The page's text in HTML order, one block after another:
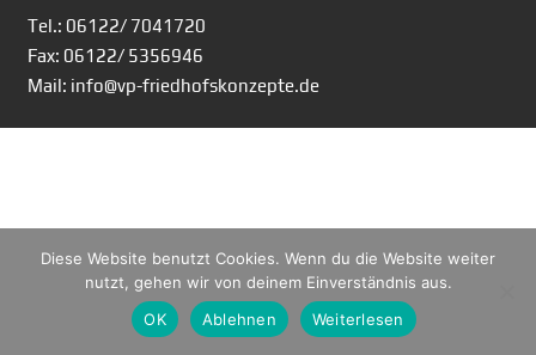
Tel.: 06122/ 7041720
Fax: 06122/ 5356946
Mail: info@vp-friedhofskonzepte.de
Diese Website benutzt Cookies. Wenn du die Website weiter
nutzt, gehen wir von deinem Einverständnis aus.
OK
Ablehnen Weiterlesen